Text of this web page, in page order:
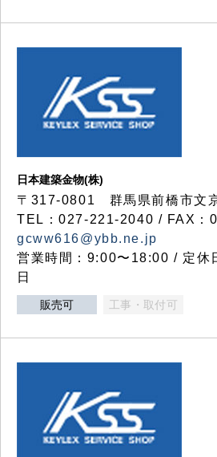
日本建築金物(株)
〒317‐0801 群馬県前橋市文
TEL：027-221-2040 / FAX：
gcww616@ybb.ne.jp
営業時間：9:00〜18:00 / 定休
日
販売可 工事・取付可